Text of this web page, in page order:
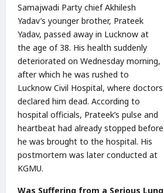
Samajwadi Party chief Akhilesh
Yadav’s younger brother, Prateek
Yadav, passed away in Lucknow at
the age of 38. His health suddenly
deteriorated on Wednesday morning,
after which he was rushed to
Lucknow Civil Hospital, where doctors
declared him dead. According to
hospital officials, Prateek’s pulse and
heartbeat had already stopped before
he was brought to the hospital. His
postmortem was later conducted at
KGMU.
Was Suffering from a Serious Lung